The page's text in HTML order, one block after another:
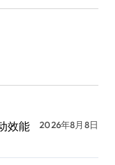
效能
2026年8月8日